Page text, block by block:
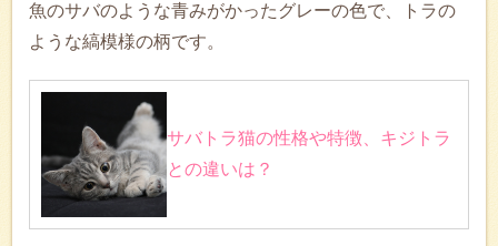
魚のサバのような青みがかったグレーの色で、トラの
ような縞模様の柄です。
サバトラ猫の性格や特徴、キジトラ
との違いは？